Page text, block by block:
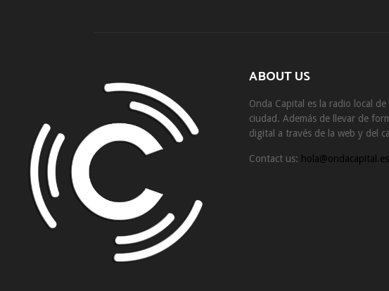
ABOUT US
Onda Capital es la radio local
ciudad. Además de llevar de
digital a través de la web y del
Contact us: hola@ondacapital.es